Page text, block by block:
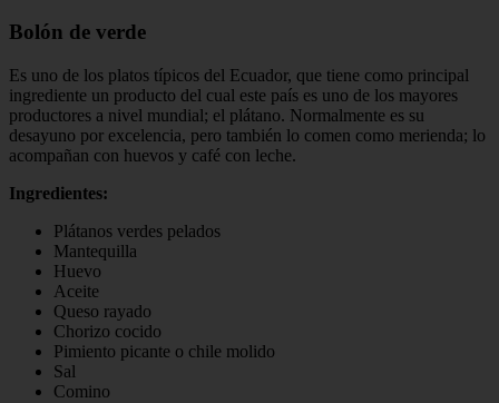
Bolón de verde
Es uno de los platos típicos del Ecuador, que tiene como principal
ingrediente un producto del cual este país es uno de los mayores
productores a nivel mundial; el plátano. Normalmente es su
desayuno por excelencia, pero también lo comen como merienda; lo
acompañan con huevos y café con leche.
Ingredientes:
Plátanos verdes pelados
Mantequilla
Huevo
Aceite
Queso rayado
Chorizo cocido
Pimiento picante o chile molido
Sal
Comino